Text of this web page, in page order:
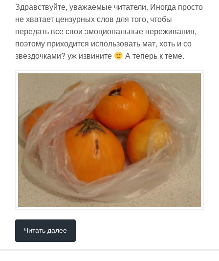
Здравствуйте, уважаемые читатели. Иногда просто
не хватает цензурных слов для того, чтобы
передать все свои эмоциональные переживания,
поэтому приходится использовать мат, хоть и со
звездочками? уж извините
А теперь к теме.
Читать далее